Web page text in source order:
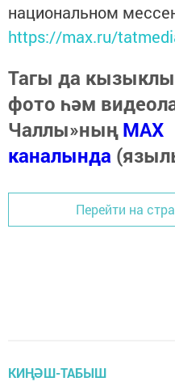
национальном
https://max.ru/
Тагы да
фото һәм
Чаллы»ныңMAX
каналында
Перейти на
КИҢӘШ-ТАБЫШ